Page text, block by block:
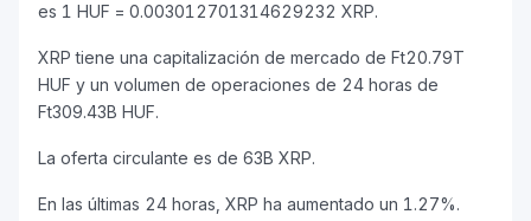
es 1 HUF = 0.003012701314629232 XRP.
XRP tiene una capitalización de mercado de Ft20.79T
HUF y un volumen de operaciones de 24 horas de
Ft309.43B HUF.
La oferta circulante es de 63B XRP.
En las últimas 24 horas, XRP ha aumentado un 1.27%.